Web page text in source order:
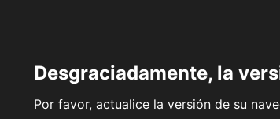
Desgraciadamente, la
Por favor, actualice la versión de su